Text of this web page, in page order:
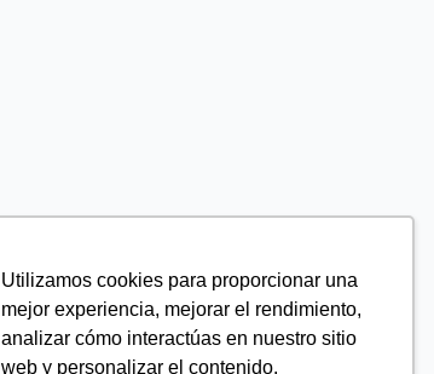
Utilizamos cookies para proporcionar una
mejor experiencia, mejorar el rendimiento,
analizar cómo interactúas en nuestro sitio
web y personalizar el contenido.